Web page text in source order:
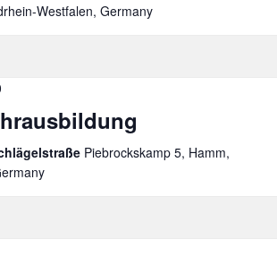
Westfalen, Germany
Piebrockskamp 5, Hamm,